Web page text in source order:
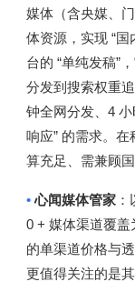
媒体（含央媒、
体资源，实现 “国
台的 “单纯发稿”
分发到搜索权重
钟全网分发、 4 小
响应” 的需求。在
算充足、需兼顾
•心闻媒体管家 ：
0 + 媒体渠道覆盖
的单渠道价格与
更值得关注的是